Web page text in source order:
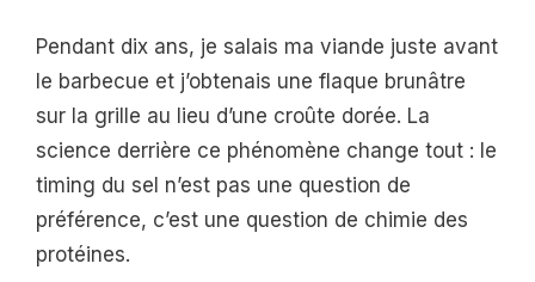
Pendant dix ans, je salais ma viande juste avant
le barbecue et j’obtenais une flaque brunâtre
sur la grille au lieu d’une croûte dorée. La
science derrière ce phénomène change tout : le
timing du sel n’est pas une question de
préférence, c’est une question de chimie des
protéines.